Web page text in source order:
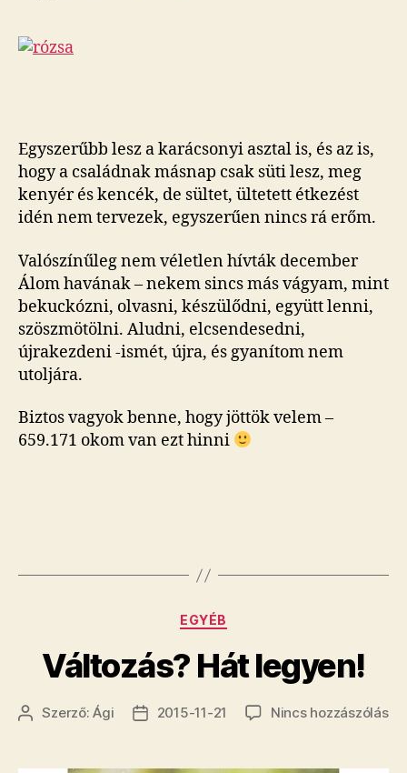
Egyszerűbb lesz a karácsonyi asztal is, és az is,
hogy a családnak másnap csak süti lesz, meg
kenyér és kencék, de sültet, ültetett étkezést
idén nem tervezek, egyszerűen nincs rá erőm.
Valószínűleg nem véletlen hívták december
Álom havának – nekem sincs más vágyam, mint
bekuckózni, olvasni, készülődni, együtt lenni,
szöszmötölni. Aludni, elcsendesedni,
újrakezdeni -ismét, újra, és gyanítom nem
utoljára.
Biztos vagyok benne, hogy jöttök velem –
659.171 okom van ezt hinni
Kategóriák
EGYÉB
Változás? Hát legyen!
Bejegyzés
Szerző:Ági
Bejegyzés
2015-11-21 Nincs hozzászólás